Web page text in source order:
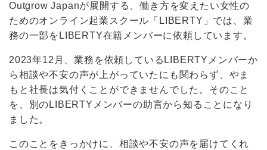
Outgrow Japanが展開する、働き方を変えたい女性の
ためのオンライン起業スクール「LIBERTY」では、業
務の一部をLIBERTY在籍メンバーに依頼しています。
2023年12月、業務を依頼しているLIBERTYメンバーか
ら相談や不安の声が上がっていたにも関わらず、やま
もと社長は気付くことができませんでした。そのこと
を、別のLIBERTYメンバーの助言から知ることになり
ました。
このことをきっかけに、相談や不安の声を届けてくれ